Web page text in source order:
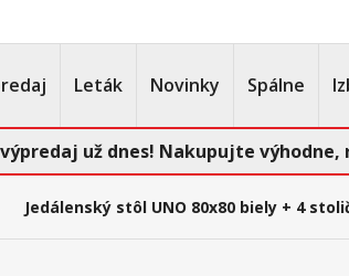
Leták Novinky Spálne
už dnes! Nakupujte výhodne,
Jedálenský stôl UNO 80x80 biely + 4